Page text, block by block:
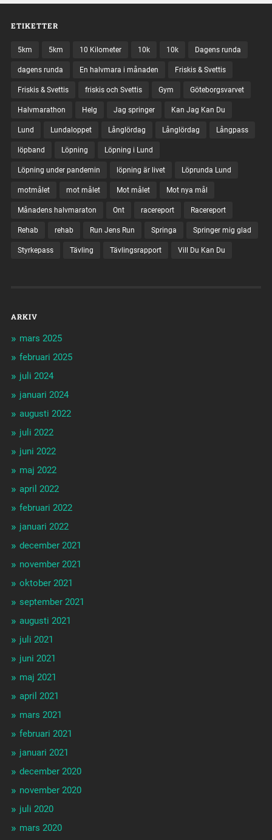
ETIKETTER
5km 5km 10 Kilometer 10k 10k Dagens runda
dagens runda En halvmara i månaden Friskis & Svettis
Friskis & Svettis friskis och Svettis Gym Göteborgsvarvet
Halvmarathon Helg Jag springer Kan Jag Kan Du
Lund Lundaloppet Långlördag Långlördag Långpass
löpband Löpning Löpning i Lund
Löpning under pandemin löpning är livet Löprunda Lund
motmålet mot målet Mot målet Mot nya mål
Månadens halvmaraton Ont racereport Racereport
Rehab rehab Run Jens Run Springa Springer mig glad
Styrkepass Tävling Tävlingsrapport Vill Du Kan Du
ARKIV
mars 2025
februari 2025
juli 2024
januari 2024
augusti 2022
juli 2022
juni 2022
maj 2022
april 2022
februari 2022
januari 2022
december 2021
november 2021
oktober 2021
september 2021
augusti 2021
juli 2021
juni 2021
maj 2021
april 2021
mars 2021
februari 2021
januari 2021
december 2020
november 2020
juli 2020
mars 2020